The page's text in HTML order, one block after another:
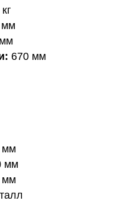
мм
670 мм
мм
мм
мм